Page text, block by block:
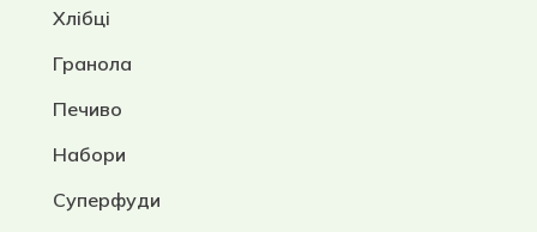
Хлібці
Гранола
Печиво
Набори
Суперфуди